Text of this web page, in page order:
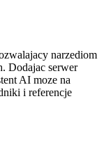
narzediom
Dodajac serwer
AI moze na
i referencje